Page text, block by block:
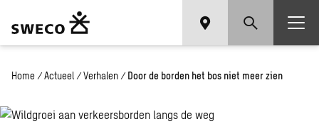
Home / Actueel / Verhalen / Door de borden het bos niet meer zien